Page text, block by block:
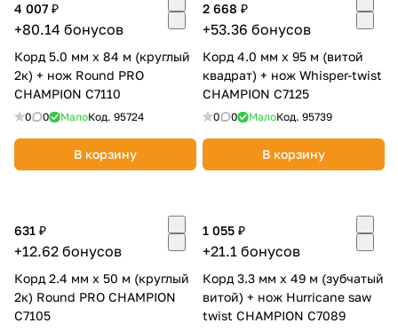
4 007 ₽
+80.14 бонусов
Корд 5.0 мм х 84 м (круглый
2к) + нож Round PRO
CHAMPION C7110
0 0 МалоКод. 95724
В корзину
2 668 ₽
+53.36 бонусов
Корд 4.0 мм х 95 м (витой
квадрат) + нож Whisper-twist
CHAMPION C7125
0 0 МалоКод. 95739
В корзину
631 ₽
+12.62 бонусов
Корд 2.4 мм х 50 м (круглый
2к) Round PRO CHAMPION
C7105
1 055 ₽
+21.1 бонусов
Корд 3.3 мм х 49 м (зубчатый
витой) + нож Hurricane saw
twist CHAMPION C7089